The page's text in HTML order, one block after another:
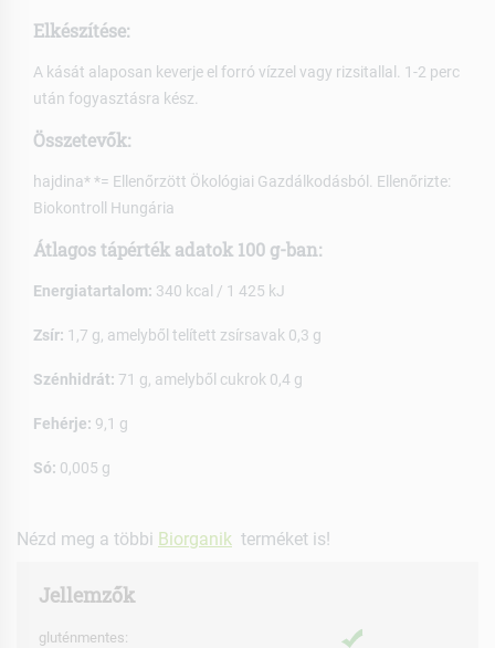
Elkészítése:
A kását alaposan keverje el forró vízzel vagy rizsitallal. 1-2 perc
után fogyasztásra kész.
Összetevők:
hajdina* *= Ellenőrzött Ökológiai Gazdálkodásból. Ellenőrizte:
Biokontroll Hungária
Átlagos tápérték adatok 100 g-ban:
Energiatartalom: 340 kcal / 1 425 kJ
Zsír: 1,7 g, amelyből telített zsírsavak 0,3 g
Szénhidrát: 71 g, amelyből cukrok 0,4 g
Fehérje: 9,1 g
Só: 0,005 g
Nézd meg a többi Biorganik terméket is!
Jellemzők
gluténmentes: